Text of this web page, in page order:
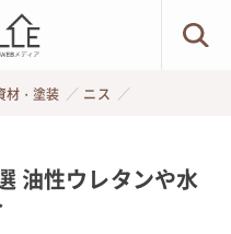
材・塗装 ニス
油性ウレタンや水